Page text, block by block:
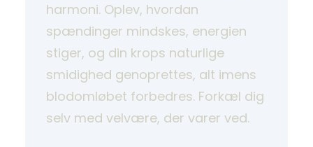
harmoni. Oplev, hvordan
spændinger mindskes, energien
stiger, og din krops naturlige
smidighed genoprettes, alt imens
blodomløbet forbedres. Forkæl dig
selv med velvære, der varer ved.